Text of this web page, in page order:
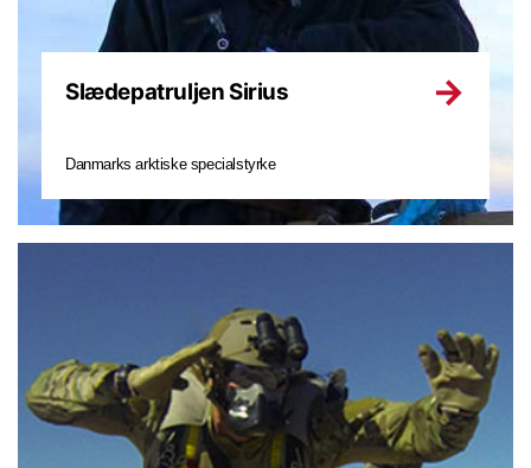
Slædepatruljen Sirius
Danmarks arktiske specialstyrke